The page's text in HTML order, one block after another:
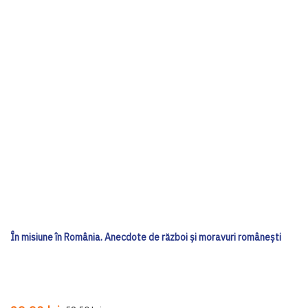
În misiune în România. Anecdote de război și moravuri românești